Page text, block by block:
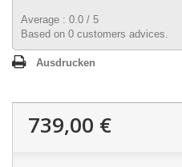
Average : 0.0 / 5
Based on 0 customers advices.
Ausdrucken
739,00 €